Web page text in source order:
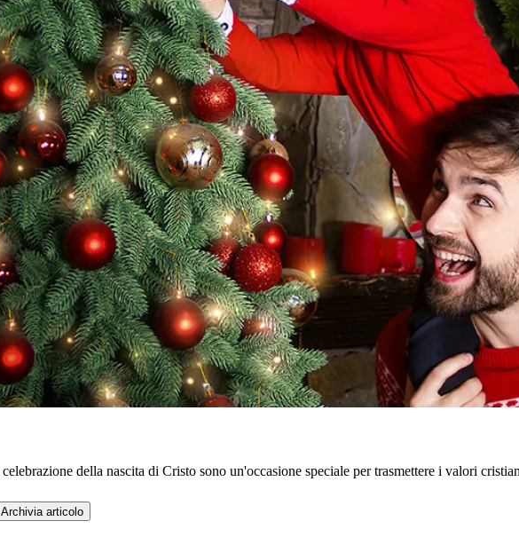
della nascita di Cristo sono un'occasione speciale per trasmettere i valori
Archivia articolo